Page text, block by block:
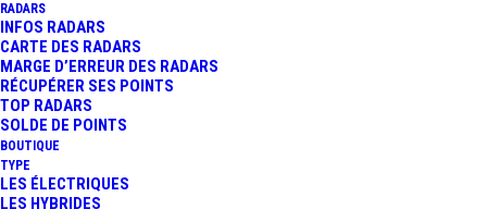
RADARS
INFOS RADARS
CARTE DES RADARS
MARGE D’ERREUR DES RADARS
RÉCUPÉRER SES POINTS
TOP RADARS
SOLDE DE POINTS
BOUTIQUE
TYPE
LES ÉLECTRIQUES
LES HYBRIDES
23 juin 2017
VIDÉO : JEAN-PHILIPPE